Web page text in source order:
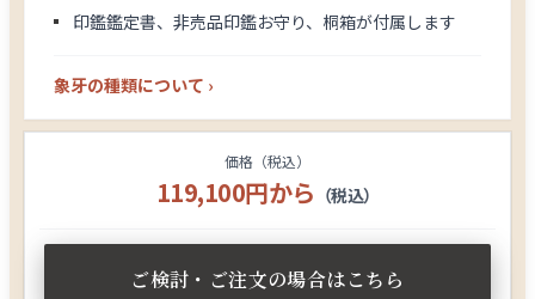
印鑑鑑定書、非売品印鑑お守り、桐箱が付属します
象牙の種類について ›
価格（税込）
119,100円から （税込）
ご検討・ご注文の場合はこちら